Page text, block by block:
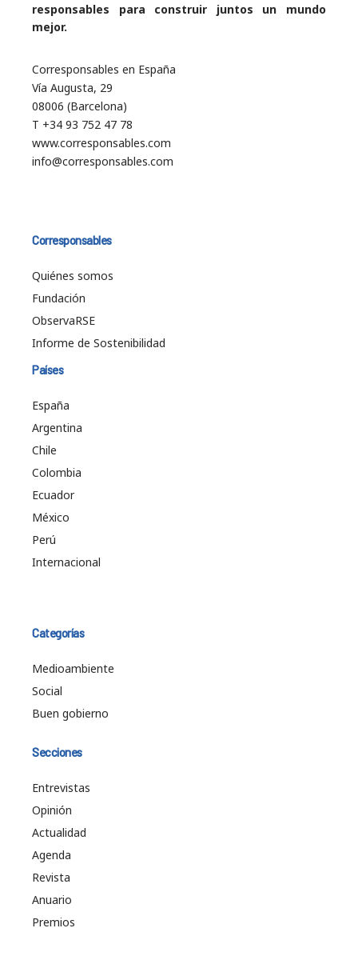
responsables para construir juntos un mundo
mejor.
Corresponsables en España
Vía Augusta, 29
08006 (Barcelona)
T +34 93 752 47 78
www.corresponsables.com
info@corresponsables.com
Corresponsables
Quiénes somos
Fundación
ObservaRSE
Informe de Sostenibilidad
Países
España
Argentina
Chile
Colombia
Ecuador
México
Perú
Internacional
Categorías
Medioambiente
Social
Buen gobierno
Secciones
Entrevistas
Opinión
Actualidad
Agenda
Revista
Anuario
Premios